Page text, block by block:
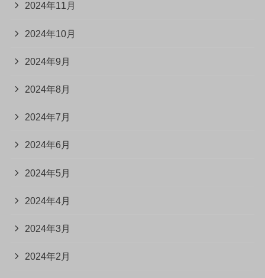
2024年11月
2024年10月
2024年9月
2024年8月
2024年7月
2024年6月
2024年5月
2024年4月
2024年3月
2024年2月